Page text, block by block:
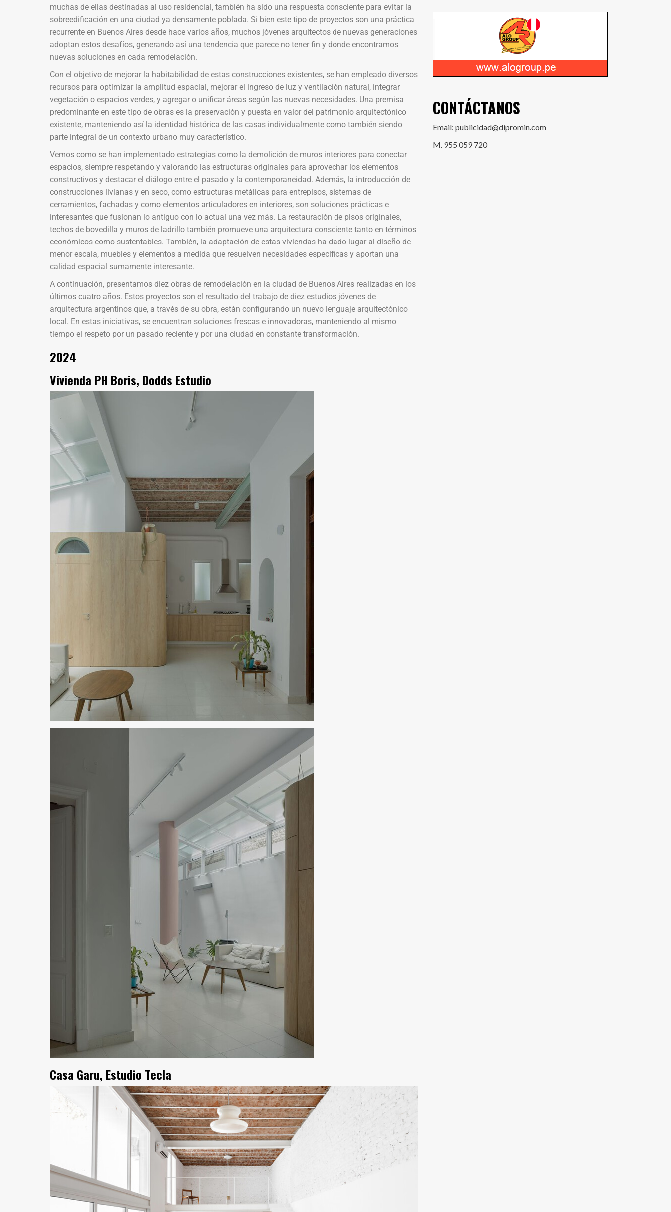
muchas de ellas destinadas al uso residencial, también ha sido una respuesta consciente para evitar la
sobreedificación en una ciudad ya densamente poblada. Si bien este tipo de proyectos son una práctica
recurrente en Buenos Aires desde hace varios años, muchos jóvenes arquitectos de nuevas generaciones
adoptan estos desafíos, generando así una tendencia que parece no tener fin y donde encontramos
nuevas soluciones en cada remodelación.
Con el objetivo de mejorar la habitabilidad de estas construcciones existentes, se han empleado diversos
recursos para optimizar la amplitud espacial, mejorar el ingreso de luz y ventilación natural, integrar
vegetación o espacios verdes, y agregar o unificar áreas según las nuevas necesidades. Una premisa
predominante en este tipo de obras es la preservación y puesta en valor del patrimonio arquitectónico
existente, manteniendo así la identidad histórica de las casas individualmente como también siendo
parte integral de un contexto urbano muy característico.
Vemos como se han implementado estrategias como la demolición de muros interiores para conectar
espacios, siempre respetando y valorando las estructuras originales para aprovechar los elementos
constructivos y destacar el diálogo entre el pasado y la contemporaneidad. Además, la introducción de
construcciones livianas y en seco, como estructuras metálicas para entrepisos, sistemas de
cerramientos, fachadas y como elementos articuladores en interiores, son soluciones prácticas e
interesantes que fusionan lo antiguo con lo actual una vez más. La restauración de pisos originales,
techos de bovedilla y muros de ladrillo también promueve una arquitectura consciente tanto en términos
económicos como sustentables. También, la adaptación de estas viviendas ha dado lugar al diseño de
menor escala, muebles y elementos a medida que resuelven necesidades especificas y aportan una
calidad espacial sumamente interesante.
A continuación, presentamos diez obras de remodelación en la ciudad de Buenos Aires realizadas en los
últimos cuatro años. Estos proyectos son el resultado del trabajo de diez estudios jóvenes de
arquitectura argentinos que, a través de su obra, están configurando un nuevo lenguaje arquitectónico
local. En estas iniciativas, se encuentran soluciones frescas e innovadoras, manteniendo al mismo
tiempo el respeto por un pasado reciente y por una ciudad en constante transformación.
2024
Vivienda PH Boris, Dodds Estudio
Casa Garu, Estudio Tecla
CONTÁCTANOS
Email: publicidad@dipromin.com
M. 955 059 720